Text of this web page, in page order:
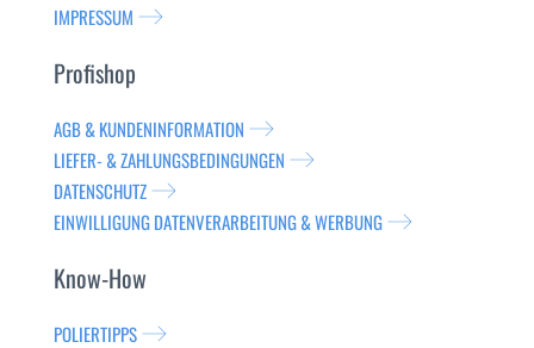
IMPRESSUM
Profishop
AGB & KUNDENINFORMATION
LIEFER- & ZAHLUNGSBEDINGUNGEN
DATENSCHUTZ
EINWILLIGUNG DATENVERARBEITUNG & WERBUNG
Know-How
POLIERTIPPS